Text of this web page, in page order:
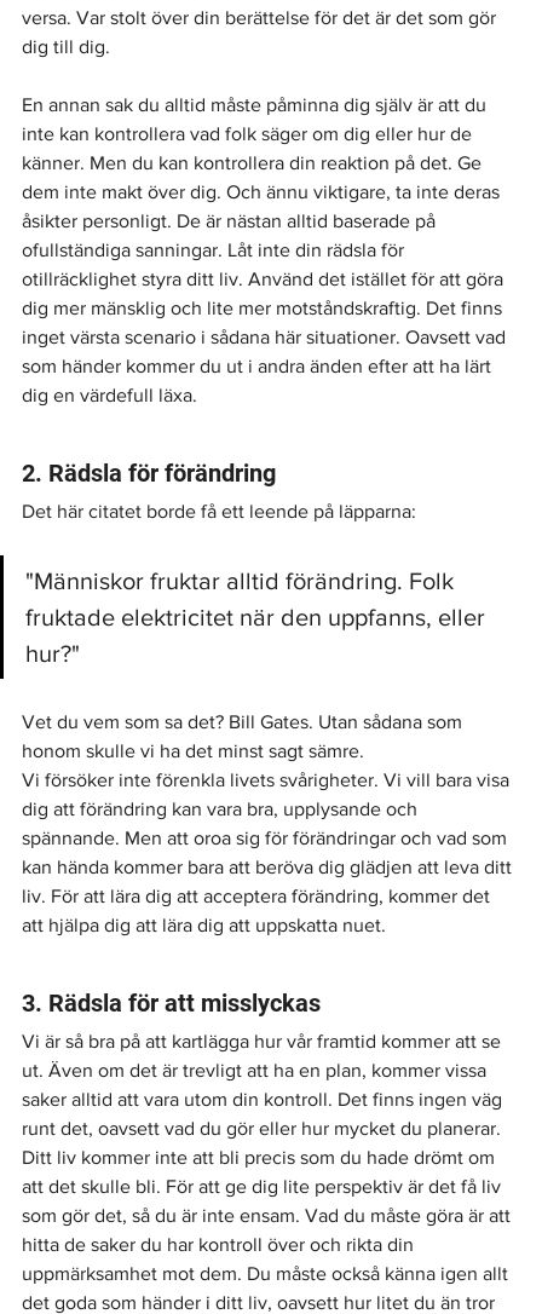
versa. Var stolt över din berättelse för det är det som gör
dig till dig.
En annan sak du alltid måste påminna dig själv är att du
inte kan kontrollera vad folk säger om dig eller hur de
känner. Men du kan kontrollera din reaktion på det. Ge
dem inte makt över dig. Och ännu viktigare, ta inte deras
åsikter personligt. De är nästan alltid baserade på
ofullständiga sanningar. Låt inte din rädsla för
otillräcklighet styra ditt liv. Använd det istället för att göra
dig mer mänsklig och lite mer motståndskraftig. Det finns
inget värsta scenario i sådana här situationer. Oavsett vad
som händer kommer du ut i andra änden efter att ha lärt
dig en värdefull läxa.
2. Rädsla för förändring
Det här citatet borde få ett leende på läpparna:
"Människor fruktar alltid förändring. Folk
fruktade elektricitet när den uppfanns, eller
hur?"
Vet du vem som sa det? Bill Gates. Utan sådana som
honom skulle vi ha det minst sagt sämre.
Vi försöker inte förenkla livets svårigheter. Vi vill bara visa
dig att förändring kan vara bra, upplysande och
spännande. Men att oroa sig för förändringar och vad som
kan hända kommer bara att beröva dig glädjen att leva ditt
liv. För att lära dig att acceptera förändring, kommer det
att hjälpa dig att lära dig att uppskatta nuet.
3. Rädsla för att misslyckas
Vi är så bra på att kartlägga hur vår framtid kommer att se
ut. Även om det är trevligt att ha en plan, kommer vissa
saker alltid att vara utom din kontroll. Det finns ingen väg
runt det, oavsett vad du gör eller hur mycket du planerar.
Ditt liv kommer inte att bli precis som du hade drömt om
att det skulle bli. För att ge dig lite perspektiv är det få liv
som gör det, så du är inte ensam. Vad du måste göra är att
hitta de saker du har kontroll över och rikta din
uppmärksamhet mot dem. Du måste också känna igen allt
det goda som händer i ditt liv, oavsett hur litet du än tror